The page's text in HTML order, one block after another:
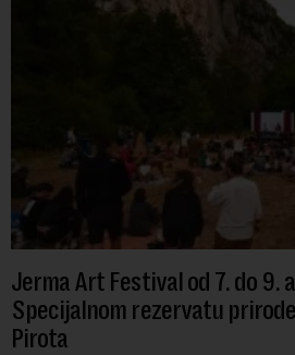
Jerma Art Festival od 7. do 9.
Specijalnom rezervatu
Pirota